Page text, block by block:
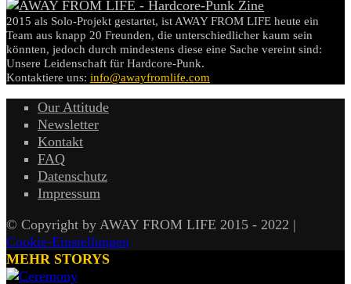
2015 als Solo-Projekt gestartet, ist AWAY FROM LIFE heute ein
Team aus knapp 20 Freunden, die unterschiedlicher kaum sein
könnten, jedoch durch mindestens diese eine Sache vereint sind:
Unsere Leidenschaft für Hardcore-Punk.
Kontaktiere uns: info@awayfromlife.com
Our Attitude
Newsletter
Kontakt
FAQ
Datenschutz
Impressum
© Copyright by AWAY FROM LIFE 2015 - 2022 |
Cookie-Einstellungen
MEHR STORYS